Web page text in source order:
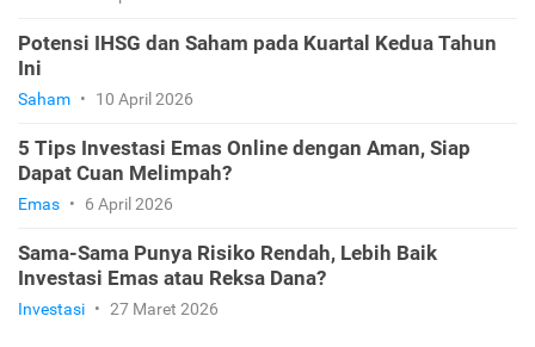
Potensi IHSG dan Saham pada Kuartal Kedua Tahun
Ini
Saham • 10 April 2026
5 Tips Investasi Emas Online dengan Aman, Siap
Dapat Cuan Melimpah?
Emas • 6 April 2026
Sama-Sama Punya Risiko Rendah, Lebih Baik
Investasi Emas atau Reksa Dana?
Investasi • 27 Maret 2026